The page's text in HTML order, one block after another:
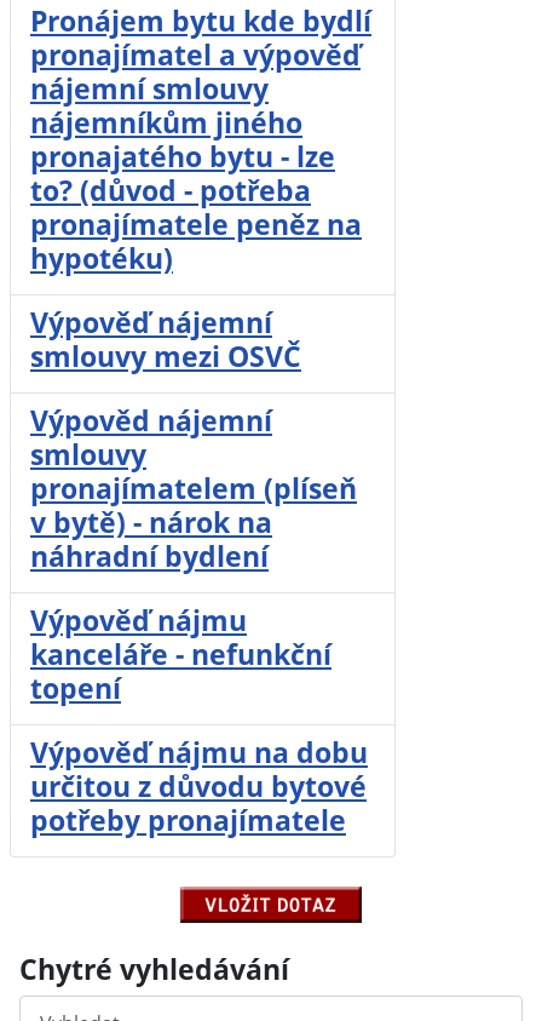
Pronájem bytu kde bydlí
pronajímatel a výpověď
nájemní smlouvy
nájemníkům jiného
pronajatého bytu - lze
to? (důvod - potřeba
pronajímatele peněz na
hypotéku)
Výpověď nájemní
smlouvy mezi OSVČ
Výpověd nájemní
smlouvy
pronajímatelem (plíseň
v bytě) - nárok na
náhradní bydlení
Výpověď nájmu
kanceláře - nefunkční
topení
Výpověď nájmu na dobu
určitou z důvodu bytové
potřeby pronajímatele
Chytré vyhledávání
Hledat